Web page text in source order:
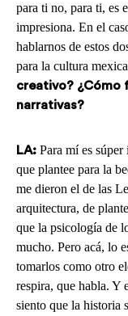
para ti no, para ti, es
impresiona. En el
hablarnos de estos
para la cultura
creativo? ¿Cómo
narrativas?
LA: Para mí es
que plantee para la
me dieron el de las
arquitectura, de
que la psicología de
mucho. Pero acá, lo
tomarlos como otro
respira, que habla. Y
siento que la historia